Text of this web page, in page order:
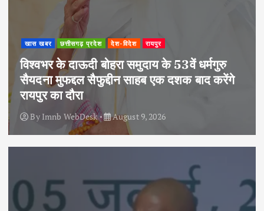
खास खबर छत्तीसगढ़ प्रदेश देश-विदेश रायपुर
विश्वभर के दाऊदी बोहरा समुदाय के 53वें धर्मगुरु
सैयदना मुफद्दल सैफुद्दीन साहब एक दशक बाद करेंगे
रायपुर का दौरा
By Imnb WebDesk August 9, 2026